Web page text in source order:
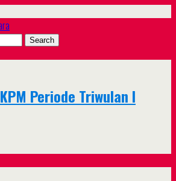
Periode Triwulan I